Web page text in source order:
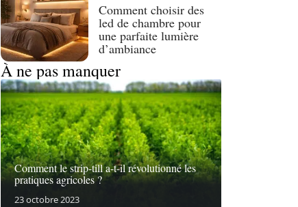
Comment choisir des
led de chambre pour
une parfaite lumière
d’ambiance
À ne pas manquer
Comment le strip-till a-t-il révolutionné les
pratiques agricoles ?
23 octobre 2023